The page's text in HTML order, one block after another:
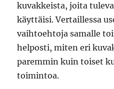
kuvakkeista, joita
käyttäisi. Vertaillessa
vaihtoehtoja samalle
helposti, miten eri
paremmin kuin toiset
toimintoa.